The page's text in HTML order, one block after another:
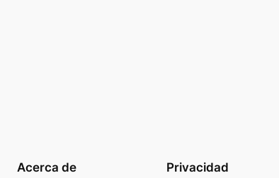
Acerca de Privacidad